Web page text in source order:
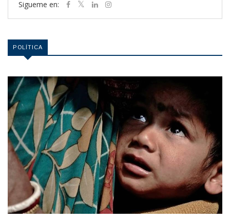
Sigueme en:
POLÍTICA